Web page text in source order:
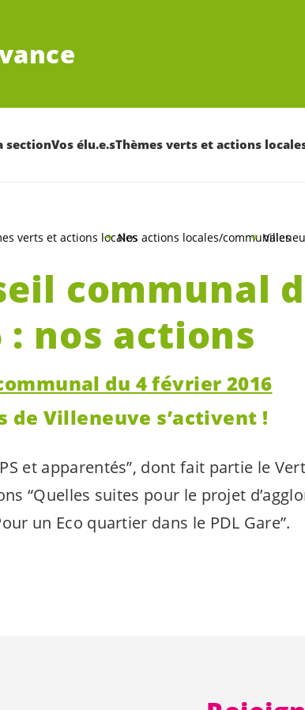
sectionVos élu.e.sThèmes verts et actions
verts et actions localesNos actions locales/communales
communal
: nos actions
du 4 février 2016
de Villeneuve s’activent !
et apparentés”, dont fait partie le
“Quelles suites pour le projet
un Eco quartier dans le PDL Gare”.